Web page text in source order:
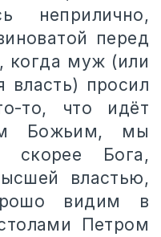
неприлично,
перед
когда муж (или
власть) просил
то, что идёт
Божьим, мы
скорее Бога,
властью,
видим в
Петром